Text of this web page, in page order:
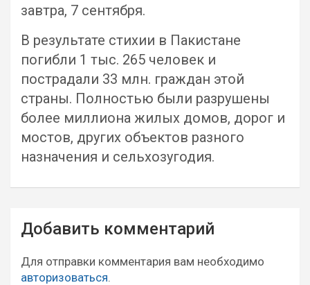
завтра, 7 сентября.
В результате стихии в Пакистане
погибли 1 тыс. 265 человек и
пострадали 33 млн. граждан этой
страны. Полностью были разрушены
более миллиона жилых домов, дорог и
мостов, других объектов разного
назначения и сельхозугодия.
Навигация
по
записям
Добавить комментарий
Для отправки комментария вам необходимо
авторизоваться.